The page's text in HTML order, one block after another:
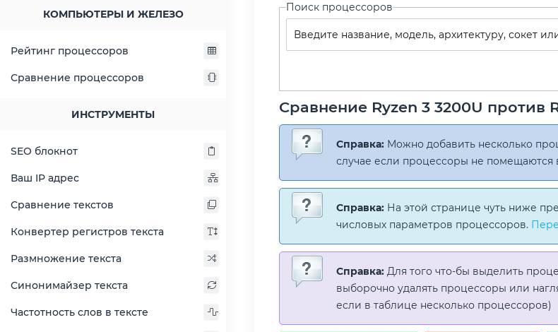
КОМПЬЮТЕРЫ И ЖЕЛЕЗО
Рейтинг процессоров
Сравнение процессоров
ИНСТРУМЕНТЫ
SEO блокнот
Ваш IP адрес
Сравнение текстов
Конвертер регистров текста
Размножение текста
Синонимайзер текста
Частотность слов в тексте
Поиск процессоров
Сравнение Ryzen 3 3200U против
Справка: Можно добавить несколько
случае если процессоры не помещаются
Справка: На этой странице чуть ниже
числовых параметров процессоров.
Справка: Для того что-бы выделить
выборочно удалять процессоры или
если в таблице несколько процессоров)